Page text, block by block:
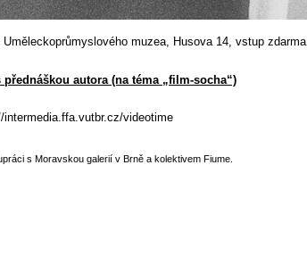
muzea, Husova 14, vstup zdarma
autora (na téma „film-socha“)
intermedia.ffa.vutbr.cz/videotime
s Moravskou galerií v Brně a kolektivem Fiume.